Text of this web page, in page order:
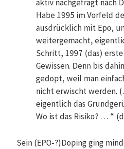
aktiv nachgefragt nach
Habe 1995 im Vorfeld
ausdrücklich mit Epo,
weitergemacht,
Schritt, 1997 (das)
Gewissen. Denn bis
gedopt, weil man
nicht erwischt werden.
eigentlich das
Wo ist das Risiko? … “
Sein (EPO-?)Doping ging